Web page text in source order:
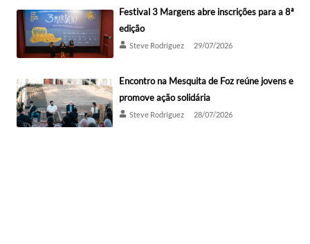
Festival 3 Margens abre inscrições para a 8ª
edição
Steve Rodríguez 29/07/2026
Encontro na Mesquita de Foz reúne jovens e
promove ação solidária
Steve Rodríguez 28/07/2026